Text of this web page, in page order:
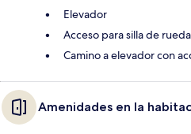
Elevador
Acceso para silla de
Camino a elevador con
Amenidades en la